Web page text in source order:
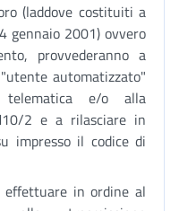
(laddove costituiti a
gennaio 2001) ovvero
provvederanno a
automatizzato"
telematica e/o alla
2 e a rilasciare in
impresso il codice di
effettuare in ordine al